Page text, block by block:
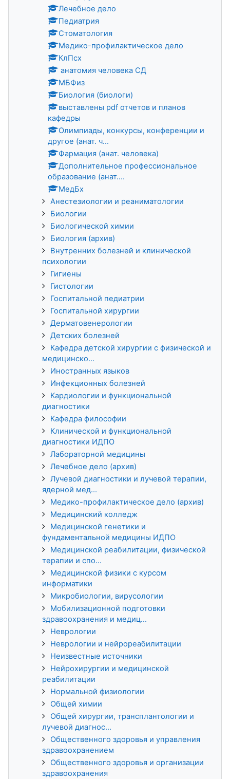
Лечебное дело
Педиатрия
Стоматология
Медико-профилактическое дело
КлПсх
анатомия человека СД
МБФиз
Биология (биологи)
выставлены pdf отчетов и планов
кафедры
Олимпиады, конкурсы, конференции и
другое (анат. ч...
Фармация (анат. человека)
Дополнительное профессиональное
образование (анат....
МедБх
Анестезиологии и реаниматологии
Биологии
Биологической химии
Биология (архив)
Внутренних болезней и клинической
психологии
Гигиены
Гистологии
Госпитальной педиатрии
Госпитальной хирургии
Дерматовенерологии
Детских болезней
Кафедра детской хирургии с физической и
медицинско...
Иностранных языков
Инфекционных болезней
Кардиологии и функциональной
диагностики
Кафедра философии
Клинической и функциональной
диагностики ИДПО
Лабораторной медицины
Лечебное дело (архив)
Лучевой диагностики и лучевой терапии,
ядерной мед...
Медико-профилактическое дело (архив)
Медицинский колледж
Медицинской генетики и
фундаментальной медицины ИДПО
Медицинской реабилитации, физической
терапии и спо...
Медицинской физики с курсом
информатики
Микробиологии, вирусологии
Мобилизационной подготовки
здравоохранения и медиц...
Неврологии
Неврологии и нейрореабилитации
Неизвестные источники
Нейрохирургии и медицинской
реабилитации
Нормальной физиологии
Общей химии
Общей хирургии, трансплантологии и
лучевой диагнос...
Общественного здоровья и управления
здравоохранением
Общественного здоровья и организации
здравоохранения